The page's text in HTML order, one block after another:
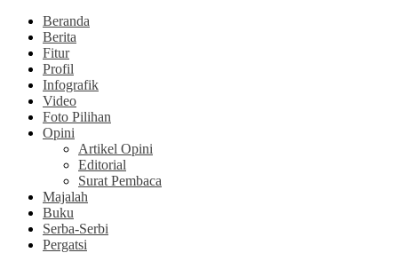
Beranda
Berita
Fitur
Profil
Infografik
Video
Foto Pilihan
Opini
Artikel Opini
Editorial
Surat Pembaca
Majalah
Buku
Serba-Serbi
Pergatsi